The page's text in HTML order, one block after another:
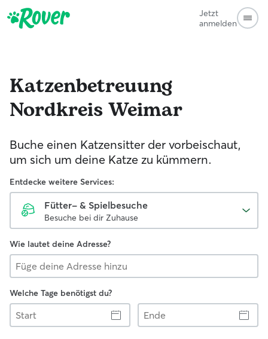
Jetzt
anmelden
Katzenbetreuung
Nordkreis Weimar
Buche einen Katzensitter der vorbeischaut,
um sich um deine Katze zu kümmern.
Entdecke weitere Services:
Fütter- & Spielbesuche
Besuche bei dir Zuhause
Wie lautet deine Adresse?
Welche Tage benötigst du?
Start
Ende